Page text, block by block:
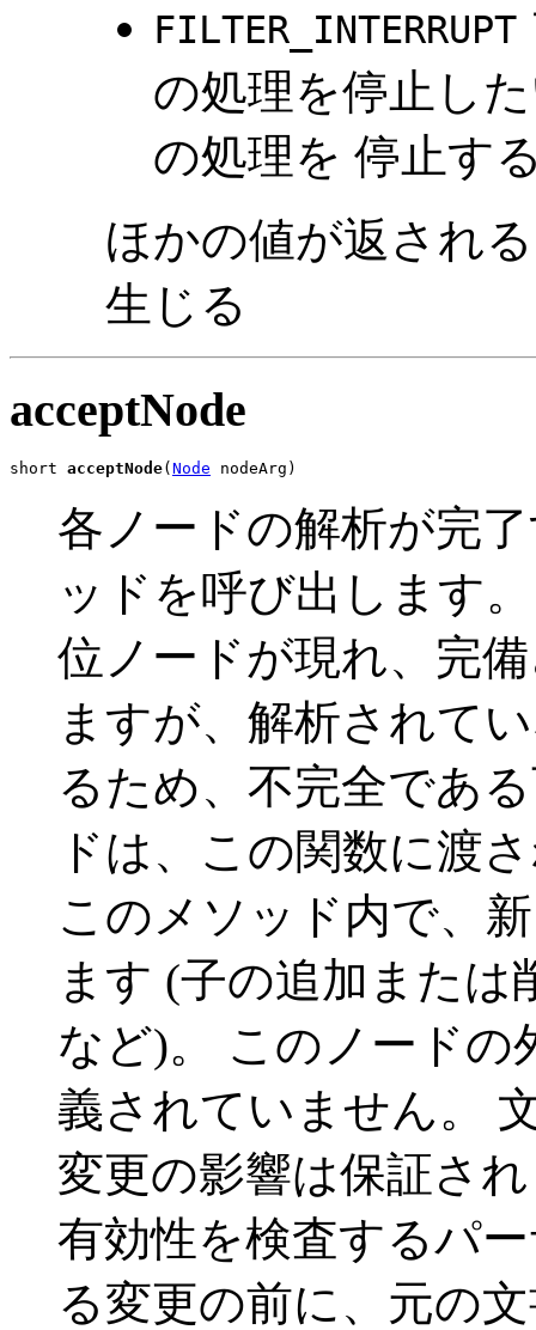
FILTER_INTERRUPT
の処理を停止し
の処理を 停止す
ほかの値が返され
生じる
acceptNode
short acceptNode( Node nodeArg)
各ノードの解析が完
ッドを呼び出します
位ノードが現れ、完
ますが、解析されて
るため、不完全であ
ドは、この関数に渡
このメソッド内で、
ます (子の追加また
など)。 このノードの
義されていません。
変更の影響は保証さ
有効性を検査するパ
る変更の前に、元の